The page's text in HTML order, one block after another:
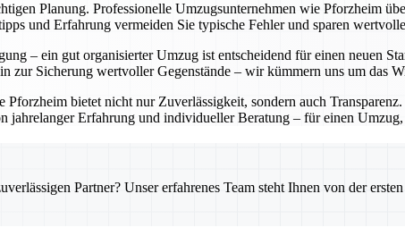
Planung. Professionelle Umzugsunternehmen wie Pforzheim
und Erfahrung vermeiden Sie typische Fehler und sparen
– ein gut organisierter Umzug ist entscheidend für einen neuen
zur Sicherung wertvoller Gegenstände – wir kümmern uns um das
Pforzheim bietet nicht nur Zuverlässigkeit, sondern auch
jahrelanger Erfahrung und individueller Beratung – für einen
Partner? Unser erfahrenes Team steht Ihnen von der